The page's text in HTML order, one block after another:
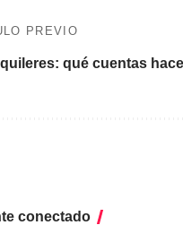
PREVIO
qué cuentas
conectado